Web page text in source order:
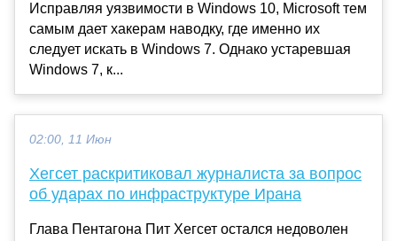
Исправляя уязвимости в Windows 10, Microsoft тем
самым дает хакерам наводку, где именно их
следует искать в Windows 7. Однако устаревшая
Windows 7, к...
02:00, 11 Июн
Хегсет раскритиковал журналиста за вопрос
об ударах по инфраструктуре Ирана
Глава Пентагона Пит Хегсет остался недоволен